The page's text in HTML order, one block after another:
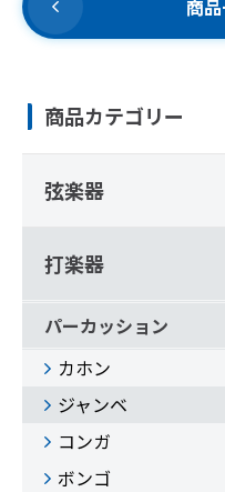
商
商品カテゴリー
弦楽器
打楽器
パーカッション
カホン
ジャンベ
コンガ
ボンゴ